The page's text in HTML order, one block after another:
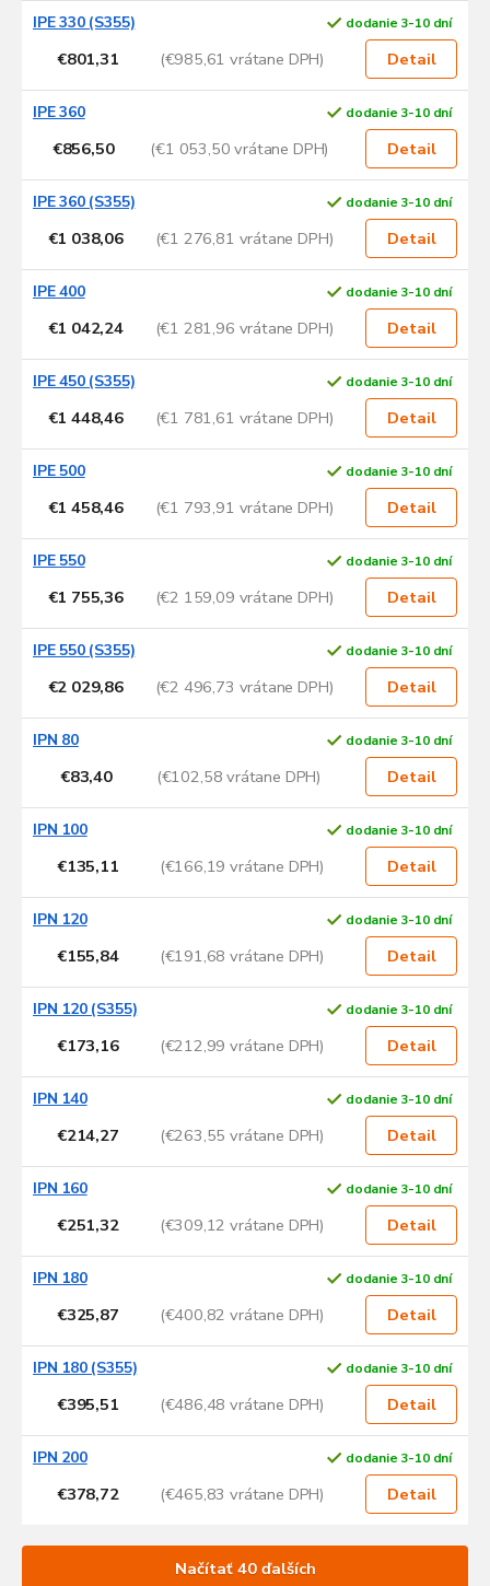
IPE 330 (S355) dodanie 3-10 dní
€801,31 (€985,61 vrátane DPH) Detail
IPE 360 dodanie 3-10 dní
€856,50 (€1 053,50 vrátane DPH) Detail
IPE 360 (S355) dodanie 3-10 dní
€1 038,06 (€1 276,81 vrátane DPH) Detail
IPE 400 dodanie 3-10 dní
€1 042,24 (€1 281,96 vrátane DPH) Detail
IPE 450 (S355) dodanie 3-10 dní
€1 448,46 (€1 781,61 vrátane DPH) Detail
IPE 500 dodanie 3-10 dní
€1 458,46 (€1 793,91 vrátane DPH) Detail
IPE 550 dodanie 3-10 dní
€1 755,36 (€2 159,09 vrátane DPH) Detail
IPE 550 (S355) dodanie 3-10 dní
€2 029,86 (€2 496,73 vrátane DPH) Detail
IPN 80 dodanie 3-10 dní
€83,40 (€102,58 vrátane DPH) Detail
IPN 100 dodanie 3-10 dní
€135,11 (€166,19 vrátane DPH) Detail
IPN 120 dodanie 3-10 dní
€155,84 (€191,68 vrátane DPH) Detail
IPN 120 (S355) dodanie 3-10 dní
€173,16 (€212,99 vrátane DPH) Detail
IPN 140 dodanie 3-10 dní
€214,27 (€263,55 vrátane DPH) Detail
IPN 160 dodanie 3-10 dní
€251,32 (€309,12 vrátane DPH) Detail
IPN 180 dodanie 3-10 dní
€325,87 (€400,82 vrátane DPH) Detail
IPN 180 (S355) dodanie 3-10 dní
€395,51 (€486,48 vrátane DPH) Detail
IPN 200 dodanie 3-10 dní
€378,72 (€465,83 vrátane DPH) Detail
Načítať 40 ďalších